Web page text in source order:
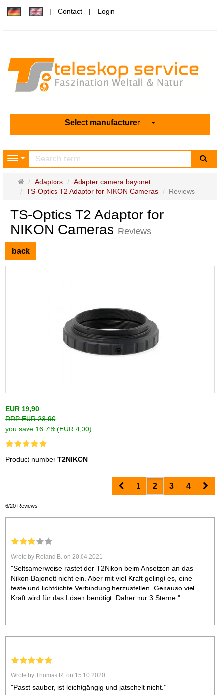
Contact Login
Select manufacturer
Navigation
Main
page
Adaptors
Adapter camera bayonet
TS-Optics T2 Adaptor for NIKON Cameras
Reviews
TS-Optics T2 Adaptor for
NIKON Cameras Reviews
back
EUR 19,90
RRP EUR 23,90
you save 16.7% (EUR 4,00)
Product numberT2NIKON
Prev1 2 3 4
6/20 Reviews
Wrote by Roland B. on 20.04.2021
"Seltsamerweise rastet der T2Nikon beim Ansetzen an das
Nikon-Bajonett nicht ein. Aber mit viel Kraft gelingt es, eine
feste und lichtdichte Verbindung herzustellen. Genauso viel
Kraft wird für das Lösen benötigt. Daher nur 3 Sterne."
Wrote by Thomas R. on 15.10.2020
"Passt sauber, ist leichtgängig und jatschelt nicht."